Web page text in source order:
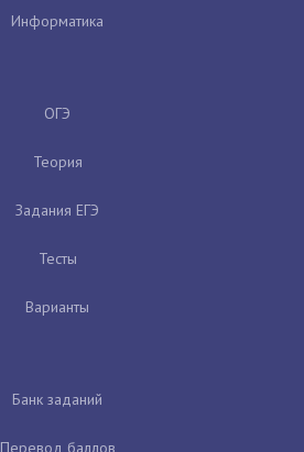
Информатика
ОГЭ
Теория
Задания ЕГЭ
Тесты
Варианты
Банк заданий
Перевод баллов